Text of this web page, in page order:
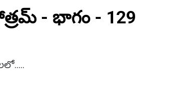
- భాగం - 129